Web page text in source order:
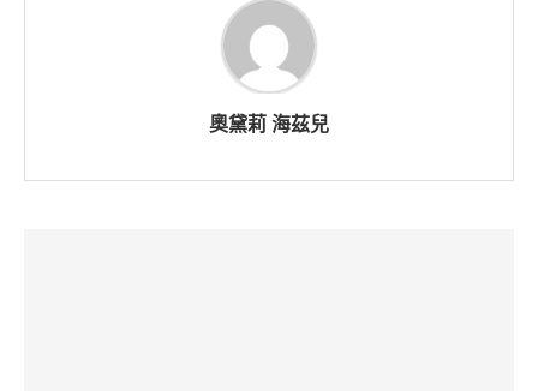
奧黛莉 海茲兒